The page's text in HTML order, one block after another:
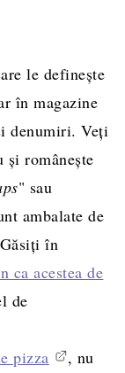
le definește
în magazine
denumiri. Veți
și românește
" sau
ambalate de
în
ca acestea de
de
pizza
, nu